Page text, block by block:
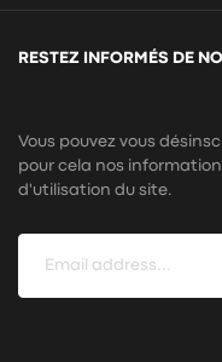
RESTEZ INFORMÉS DE
Vous pouvez vous
pour cela nos
d'utilisation du site.